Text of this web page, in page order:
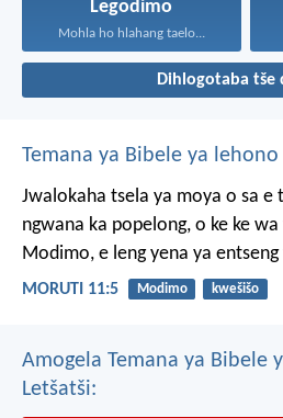
Legodimo
Mohla ho hlahang taelo...
Dihlogotaba tše
Temana ya Bibele ya lehono
Jwalokaha tsela ya moya o sa e
ngwana ka popelong, o ke ke wa
Modimo, e leng yena ya
MORUTI 11:5 Modimo kwešišo
Amogela Temana ya Bibele
Letšatši: